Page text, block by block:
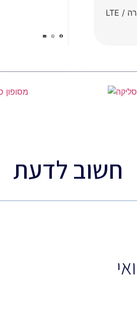
תמיכה ב-Bluetooth® 5 / dual-band WLAN, נדידה מהירה / LTE
חשוב לדעת